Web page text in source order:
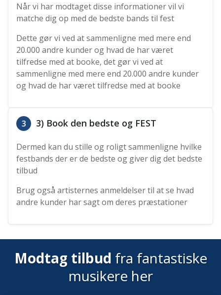
Når vi har modtaget disse informationer vil vi
matche dig op med de bedste bands til fest
Dette gør vi ved at sammenligne med mere end
20.000 andre kunder og hvad de har været
tilfredse med at booke, det gør vi ved at
sammenligne med mere end 20.000 andre kunder
og hvad de har været tilfredse med at booke
3 3) Book den bedste og FEST
Dermed kan du stille og roligt sammenligne hvilke
festbands der er de bedste og giver dig det bedste
tilbud
Brug også artisternes anmeldelser til at se hvad
andre kunder har sagt om deres præstationer
Modtag tilbud fra fantastiske
musikere her